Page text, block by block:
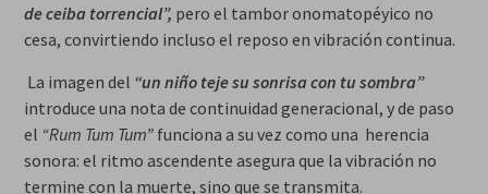
de ceiba torrencial”, pero el tambor onomatopéyico no
cesa, convirtiendo incluso el reposo en vibración continua.
La imagen del “un niño teje su sonrisa con tu sombra”
introduce una nota de continuidad generacional, y de paso
el “Rum Tum Tum”funciona a su vez como una herencia
sonora: el ritmo ascendente asegura que la vibración no
termine con la muerte, sino que se transmita.